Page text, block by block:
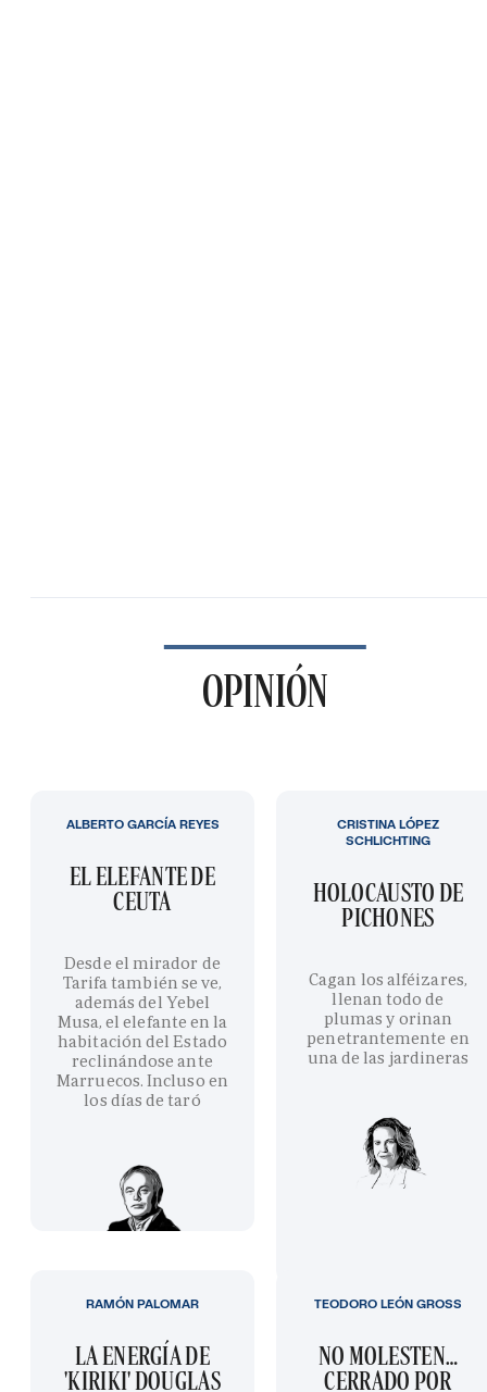
OPINIÓN
EL ELEFANTE DE
CEUTA
Desde el mirador de
Tarifa también se ve,
además del Yebel
Musa, el elefante en la
habitación del Estado
reclinándose ante
Marruecos. Incluso en
los días de taró
ALBERTO GARCÍA REYES
HOLOCAUSTO DE
PICHONES
Cagan los alféizares,
llenan todo de
plumas y orinan
penetrantemente en
una de las jardineras
CRISTINA LÓPEZ
SCHLICHTING
LA ENERGÍA DE
'KIRIKI' DOUGLAS
RAMÓN PALOMAR
NO MOLESTEN…
CERRADO POR
TEODORO LEÓN GROSS